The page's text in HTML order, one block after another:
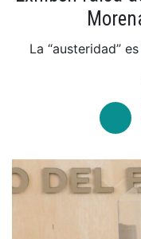
La “austeridad”